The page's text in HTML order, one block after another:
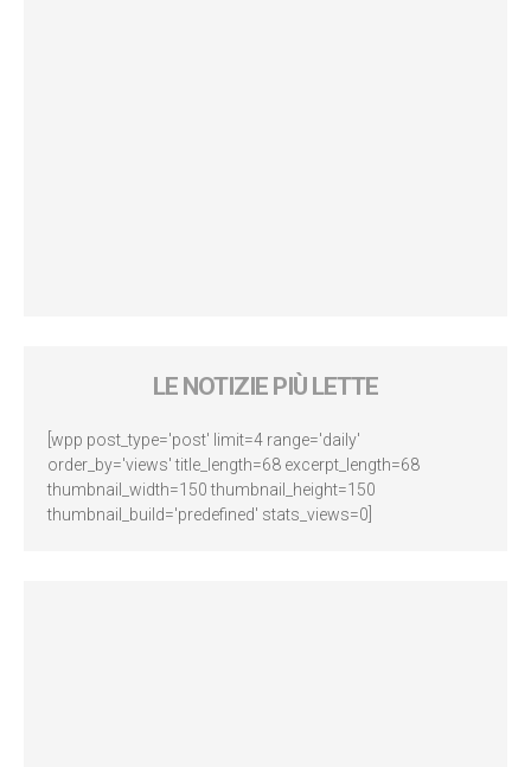
LE NOTIZIE PIÙ LETTE
[wpp post_type='post' limit=4 range='daily'
order_by='views' title_length=68 excerpt_length=68
thumbnail_width=150 thumbnail_height=150
thumbnail_build='predefined' stats_views=0]